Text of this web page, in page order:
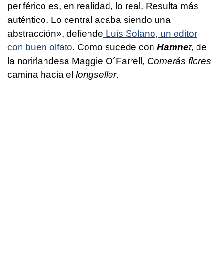
periférico es, en realidad, lo real. Resulta más
auténtico. Lo central acaba siendo una
abstracción», defiende Luis Solano, un editor
con buen olfato. Como sucede con Hamnet, de
la norirlandesa Maggie O´Farrell, Comerás flores
camina hacia el longseller.